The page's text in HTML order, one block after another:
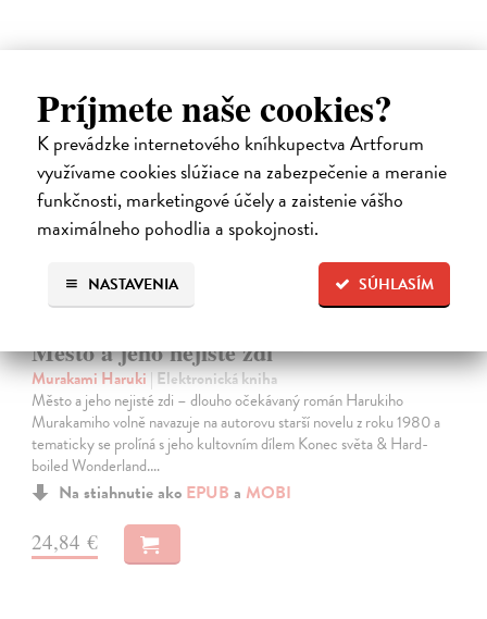
Príjmete naše cookies?
K prevádzke internetového kníhkupectva Artforum
využívame cookies slúžiace na zabezpečenie a meranie
funkčnosti, marketingové účely a zaistenie vášho
maximálneho pohodlia a spokojnosti.
SÚHLASÍM
NASTAVENIA
E-KNIHA
Město a jeho nejisté zdi
Murakami Haruki| Elektronická kniha
Město a jeho nejisté zdi – dlouho očekávaný román Harukiho
Murakamiho volně navazuje na autorovu starší novelu z roku 1980 a
tematicky se prolíná s jeho kultovním dílem Konec světa & Hard-
boiled Wonderland.…
Na stiahnutie ako EPUB a MOBI
24,84 €